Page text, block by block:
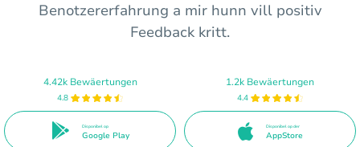
Benotzererfahrung a mir hunn vill positiv
Feedback kritt.
4.42k Bewäertungen
4.8
Disponibel op
Google Play
1.2k Bewäertungen
4.4
Disponibel op der
AppStore